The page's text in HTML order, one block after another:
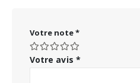
Votre note*
Votre avis *